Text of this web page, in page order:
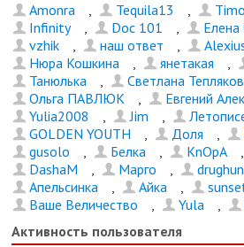
Amonra
, Tequila13 ,
Infinity
, Doc 101 ,
vzhik
, наш ответ ,
Нюра Кошкина
, янетакая ,
Танюлька
, Светлана
Ольга ПАВЛЮК
, Евгений
Yulia2008
, Jim ,
GOLDEN YOUTH
, Доля ,
gusolo
, Белка , KnOpA ,
DashaM
, Марго ,
Апельсинка
, Айка ,
Ваше Величество
, Yula ,
Активность пользователя